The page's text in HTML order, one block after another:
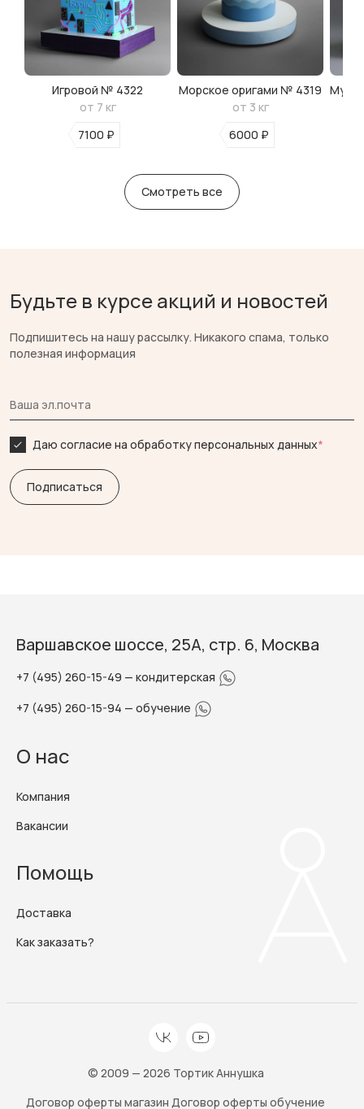
Игровой № 4322
от 7 кг
7100 ₽
Морское оригами № 4319
от 3 кг
6000 ₽
Смотреть все
Будьте в курсе акций и новостей
Подпишитесь на нашу рассылку. Никакого спама, только
полезная информация
Даю согласие на обработку персональных данных*
Варшавское шоссе, 25А, стр. 6, Москва
+7 (495) 260-15-49 — кондитерская
+7 (495) 260-15-94 — обучение
О нас
Компания
Вакансии
Помощь
Доставка
Как заказать?
© 2009 — 2026 Тортик Аннушка
Договор оферты магазин Договор оферты обучение